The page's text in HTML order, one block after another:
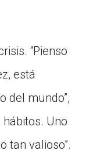
“Pienso
está
del mundo”,
Uno
tan valioso”.